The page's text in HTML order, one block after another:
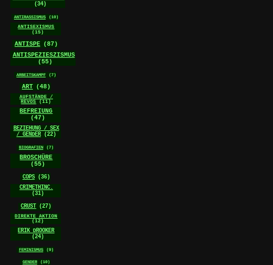
(34)
ANTIRASSISMUS (10)
ANTISEXISMUS
(15)
ANTISPE (87)
ANTISPEZIESZISMUS
(55)
ARBEITSKAMPF (7)
ART (48)
AUFSTÄNDE /
REVOS
(11)
BEFREIUNG
(47)
BEZIEHUNG / SEX
/ GENDER
(22)
BIOGRAFIEN (7)
BROSCHÜRE
(55)
COPS (36)
CRIMETHINC.
(31)
CRUST (27)
DIREKTE AKTION
(12)
ERIK DROOKER
(24)
FEMINISMUS (9)
GENDER (10)